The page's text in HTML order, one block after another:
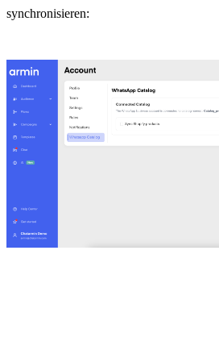
synchronisieren: